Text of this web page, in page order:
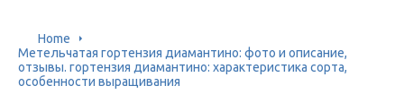
Home
Метельчатая гортензия диамантино: фото и описание,
отзывы. гортензия диамантино: характеристика сорта,
особенности выращивания